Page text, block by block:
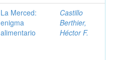
La Merced:
enigma
alimentario
Castillo
Berthier,
Héctor F.